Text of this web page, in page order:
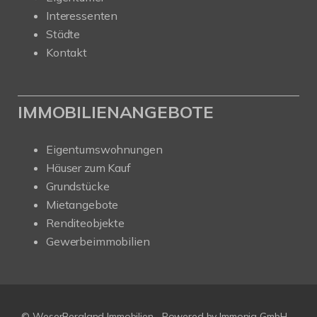
Interessenten
Städte
Kontakt
IMMOBILIENANGEBOTE
Eigentumswohnungen
Häuser zum Kauf
Grundstücke
Mietangebote
Renditeobjekte
Gewerbeimmobilien